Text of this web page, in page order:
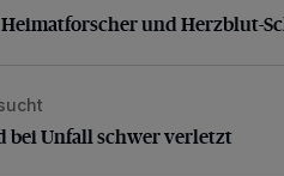
und Herzblut-
Unfall schwer verletzt
bei Unfall schwer verletzt